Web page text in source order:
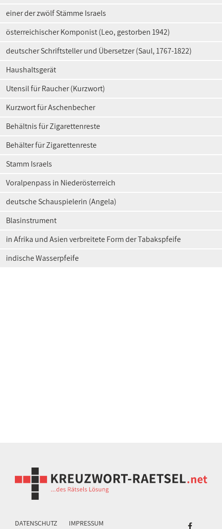
einer der zwölf Stämme Israels
österreichischer Komponist (Leo, gestorben 1942)
deutscher Schriftsteller und Übersetzer (Saul, 1767-1822)
Haushaltsgerät
Utensil für Raucher (Kurzwort)
Kurzwort für Aschenbecher
Behältnis für Zigarettenreste
Behälter für Zigarettenreste
Stamm Israels
Voralpenpass in Niederösterreich
deutsche Schauspielerin (Angela)
Blasinstrument
in Afrika und Asien verbreitete Form der Tabakspfeife
indische Wasserpfeife
DATENSCHUTZ IMPRESSUM